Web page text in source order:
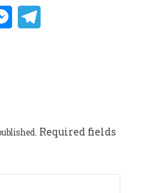
Messenger
Required fields